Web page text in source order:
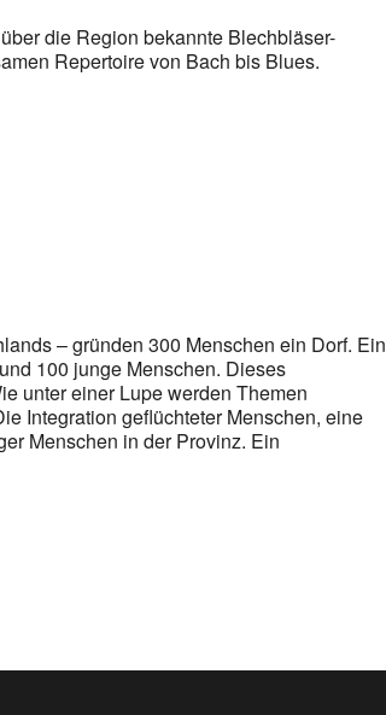
die Region bekannte Blechbläser-
Repertoire von Bach bis Blues.
– gründen 300 Menschen ein Dorf. Ein
100 junge Menschen. Dieses
unter einer Lupe werden Themen
Integration geflüchteter Menschen, eine
Menschen in der Provinz. Ein